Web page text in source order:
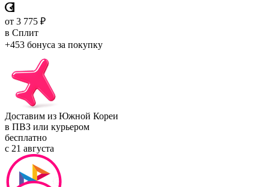
от 3 775 ₽
в Сплит
+453 бонуса за покупку
Доставим из Южной Кореи
в ПВЗ или курьером
бесплатно
с 21 августа